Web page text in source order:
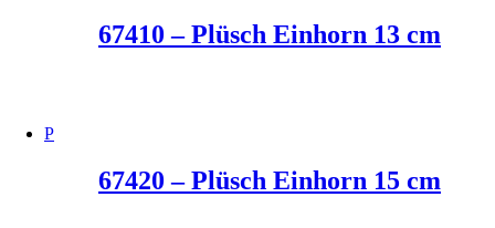
67410 – Plüsch Einhorn 13 cm
67420 – Plüsch Einhorn 15 cm